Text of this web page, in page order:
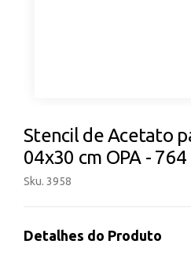
Stencil de Acetato
04x30 cm OPA -
Sku. 3958
Detalhes do Produto